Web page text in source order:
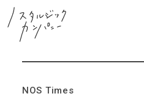
NOS Times